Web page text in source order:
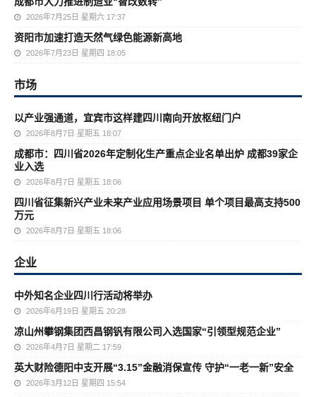
2026年7月25日 星期六 17:37
资阳市加速打造天然气绿色能源新高地
2026年7月23日 星期四 18:05
市场
以产业强通道，宜宾市这样建四川南向开放枢纽门户
2026年8月7日 星期五 18:07
成都市：四川省2026年定制化生产重点企业名单出炉 成都39家企
业入选
2026年8月7日 星期五 18:06
四川省征集新兴产业未来产业应用场景项目 单个项目最高支持500
万元
2026年8月7日 星期五 18:06
企业
中外知名企业四川行活动将举办
2026年6月19日 星期五 20:28
凉山州攀钢集团西昌钢钒有限公司入选国家“引领型规范企业”
2026年4月7日 星期二 17:59
英大财险德阳中支开展“3.15”金融消保宣传 守护“一老一新”安全
2026年3月12日 星期四 15:54